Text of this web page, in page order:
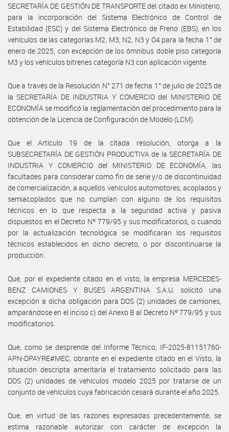
SECRETARÍA DE GESTIÓN DE TRANSPORTE del citado ex Ministerio,
para la incorporación del Sistema Electrónico de Control de
Estabilidad (ESC) y del Sistema Electrónico de Freno (EBS), en los
vehículos de las categorías M2, M3, N2, N3 y O4 para la fecha 1° de
enero de 2025, con excepción de los ómnibus doble piso categoría
M3 y los vehículos bitrenes categoría N3 con aplicación vigente.
Que a través de la Resolución N° 271 de fecha 1° de julio de 2025 de
la SECRETARÍA DE INDUSTRIA Y COMERCIO del MINISTERIO DE
ECONOMÍA se modificó la reglamentación del procedimiento para la
obtención de la Licencia de Configuración de Modelo (LCM).
Que el Artículo 19 de la citada resolución, otorga a la
SUBSECRETARÍA DE GESTIÓN PRODUCTIVA de la SECRETARÍA DE
INDUSTRIA Y COMERCIO del MINISTERIO DE ECONOMÍA, las
facultades para considerar como fin de serie y/o de discontinuidad
de comercialización, a aquellos vehículos automotores, acoplados y
semiacoplados que no cumplan con alguno de los requisitos
técnicos en lo que respecta a la seguridad activa y pasiva
dispuestos en el Decreto Nº 779/95 y sus modificatorios, o cuando
por la actualización tecnológica se modificaran los requisitos
técnicos establecidos en dicho decreto, o por discontinuarse la
producción.
Que, por el expediente citado en el visto, la empresa MERCEDES-
BENZ CAMIONES Y BUSES ARGENTINA S.A.U. solicitó una
excepción a dicha obligación para DOS (2) unidades de camiones,
amparándose en el inciso c) del Anexo B al Decreto Nº 779/95 y sus
modificatorios.
Que, como se desprende del Informe Técnico, IF-2025-81151760-
APN-DPAYRE#MEC, obrante en el expediente citado en el Visto, la
situación descripta ameritaría el tratamiento solicitado para las
DOS (2) unidades de vehículos modelo 2025 por tratarse de un
conjunto de vehículos cuya fabricación cesará durante el año 2025.
Que, en virtud de las razones expresadas precedentemente, se
estima razonable autorizar con carácter de excepción la